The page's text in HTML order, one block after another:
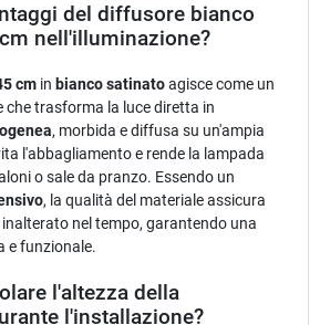
del diffusore bianco
nell'illuminazione?
cm in bianco satinatoagisce come un
trasforma la luce diretta in
, morbida e diffusa su un'ampia
l'abbagliamento e rende la lampada
o sale da pranzo. Essendo un
, la qualità del materiale assicura
nel tempo, garantendo una
e funzionale.
l'altezza della
l'installazione?